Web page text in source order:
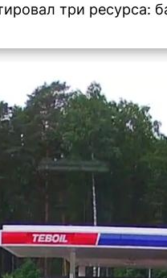
три ресурса: